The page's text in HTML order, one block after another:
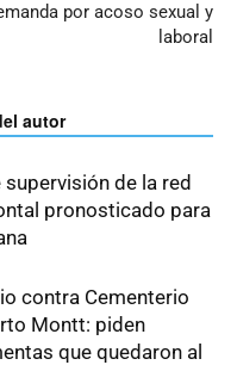
por acoso sexual y
laboral
autor
de la red
pronosticado para
contra Cementerio
Montt: piden
que quedaron al